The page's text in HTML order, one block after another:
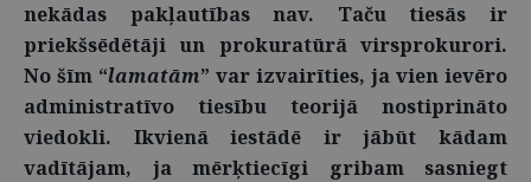
nekādas pakļautības nav. Taču tiesās ir
priekšsēdētāji un prokuratūrā virsprokurori.
No šīm “lamatām” var izvairīties, ja vien ievēro
administratīvo tiesību teorijā nostiprināto
viedokli. Ikvienā iestādē ir jābūt kādam
vadītājam, ja mērķtiecīgi gribam sasniegt